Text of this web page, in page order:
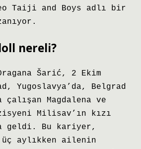
Taiji and Boys adlı bir
nereli?
Šarić, 2 Ekim
Yugoslavya’da, Belgrad
çalışan Magdalena ve
Milisav’ın kızı
geldi. Bu kariyer,
üç aylıkken ailenin